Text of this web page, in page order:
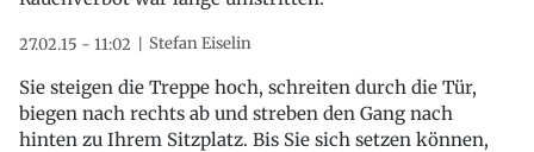
27.02.15 - 11:02 Stefan Eiselin
Sie steigen die Treppe hoch, schreiten durch die Tür,
biegen nach rechts ab und streben den Gang nach
hinten zu Ihrem Sitzplatz. Bis Sie sich setzen können,